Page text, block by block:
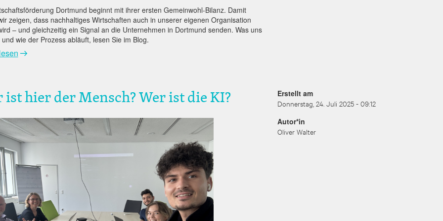
Dortmund beginnt mit ihrer ersten Gemeinwohl-Bilanz. Damit
zeigen, dass nachhaltiges Wirtschaften auch in unserer eigenen Organisation
– und gleichzeitig ein Signal an die Unternehmen in Dortmund senden. Was uns
wie der Prozess abläuft, lesen Sie im Blog.
ist hier der Mensch? Wer ist die KI? Erstellt am
Donnerstag, 24. Juli 2025 - 09:12
Autor*in
Oliver Walter